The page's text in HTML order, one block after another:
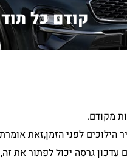
קודם כל
מקודם.
65 קמ"ש,למה? והאם עדכון